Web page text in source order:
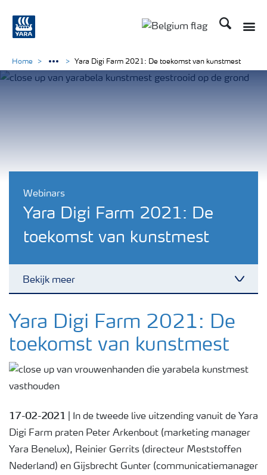
Zoek op
Webinars
Yara Digi Farm 2021: De
toekomst van kunstmest
Bekijk meer
Nieuwsbrieven
Gewassen
Meststoffen
Toolbox
Grow the future
Home Yara Digi Farm 2021: De toekomst van kunstmest
Yara Digi Farm 2021: De
toekomst van kunstmest
17-02-2021 | In de tweede live uitzending vanuit de Yara
Digi Farm praten Peter Arkenbout (marketing manager
Yara Benelux), Reinier Gerrits (directeur Meststoffen
Nederland) en Gijsbrecht Gunter (communicatiemanager